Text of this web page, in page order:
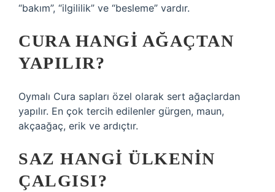
“bakım”, “ilgililik” ve “besleme” vardır.
CURA HANGI AĞAÇTAN
YAPILIR?
Oymalı Cura sapları özel olarak sert ağaçlardan
yapılır. En çok tercih edilenler gürgen, maun,
akçaağaç, erik ve ardıçtır.
SAZ HANGI ÜLKENIN
ÇALGISI?